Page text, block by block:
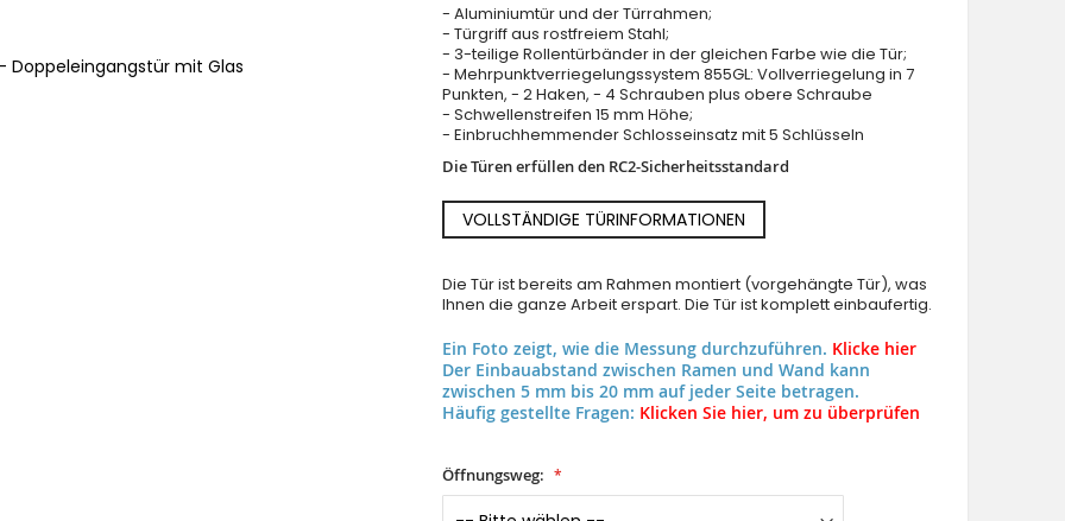
- Doppeleingangstür mit Glas LIM 15E double - Doppeleingangstür mit Glas
- Aluminiumtür und der Türrahmen;
- Türgriff aus rostfreiem Stahl;
- 3-teilige Rollentürbänder in der gleichen Farbe wie die Tür;
- Mehrpunktverriegelungssystem 855GL: Vollverriegelung in 7
Punkten, - 2 Haken, - 4 Schrauben plus obere Schraube
- Schwellenstreifen 15 mm Höhe;
- Einbruchhemmender Schlosseinsatz mit 5 Schlüsseln
Die Türen erfüllen den RC2-Sicherheitsstandard
VOLLSTÄNDIGE TÜRINFORMATIONEN
Die Tür ist bereits am Rahmen montiert (vorgehängte Tür), was
Ihnen die ganze Arbeit erspart. Die Tür ist komplett einbaufertig.
Ein Foto zeigt, wie die Messung durchzuführen. Klicke hier
Der Einbauabstand zwischen Ramen und Wand kann
zwischen 5 mm bis 20 mm auf jeder Seite betragen.
Häufig gestellte Fragen: Klicken Sie hier, um zu überprüfen
Öffnungsweg: